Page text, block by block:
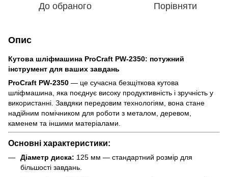
До обраного Порівняти
Опис
Кутова шліфмашина ProCraft PW-2350: потужний
інструмент для ваших завдань
ProCraft PW-2350 — це сучасна безщіткова кутова
шліфмашина, яка поєднує високу продуктивність і зручність у
використанні. Завдяки передовим технологіям, вона стане
надійним помічником для роботи з металом, деревом,
каменем та іншими матеріалами.
Основні характеристики:
Діаметр диска: 125 мм — стандартний розмір для
більшості завдань.